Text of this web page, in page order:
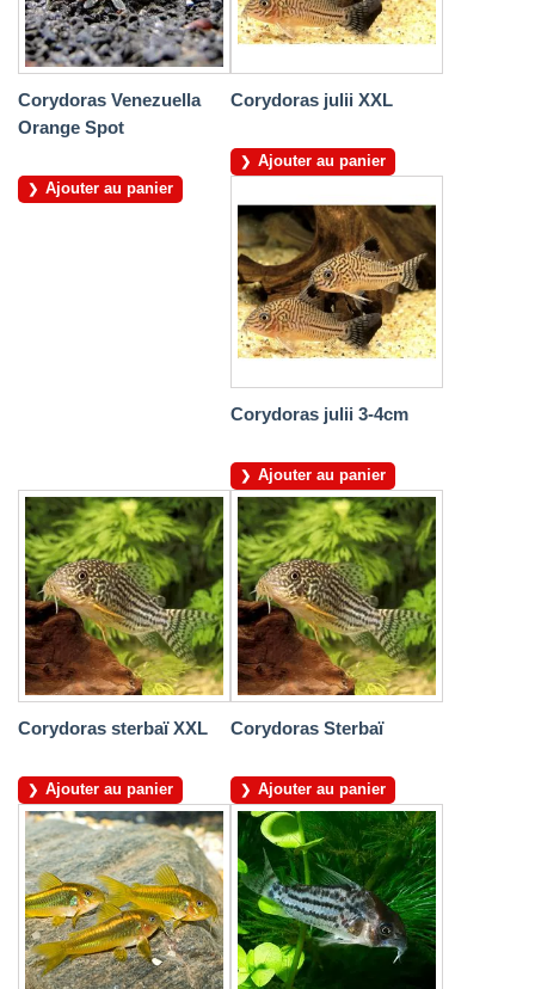
Corydoras Venezuella
Orange Spot
Ajouter au panier
Corydoras julii XXL
Ajouter au panier
Corydoras julii 3-4cm
Ajouter au panier
Corydoras sterbaï XXL
Ajouter au panier
Corydoras Sterbaï
Ajouter au panier